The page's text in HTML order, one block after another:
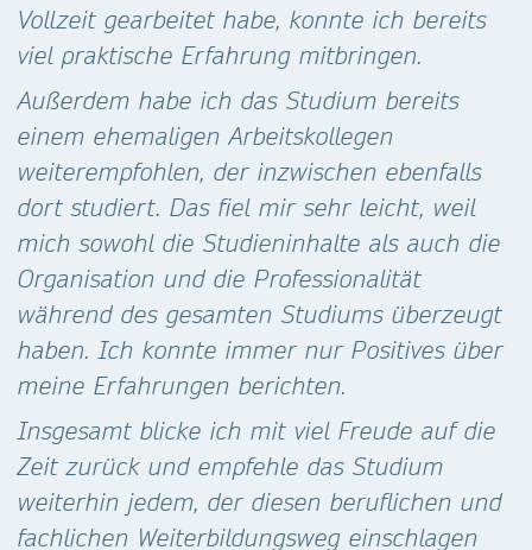
Vollzeit gearbeitet habe, konnte ich bereits
viel praktische Erfahrung mitbringen.
Außerdem habe ich das Studium bereits
einem ehemaligen Arbeitskollegen
weiterempfohlen, der inzwischen ebenfalls
dort studiert. Das fiel mir sehr leicht, weil
mich sowohl die Studieninhalte als auch die
Organisation und die Professionalität
während des gesamten Studiums überzeugt
haben. Ich konnte immer nur Positives über
meine Erfahrungen berichten.
Insgesamt blicke ich mit viel Freude auf die
Zeit zurück und empfehle das Studium
weiterhin jedem, der diesen beruflichen und
fachlichen Weiterbildungsweg einschlagen